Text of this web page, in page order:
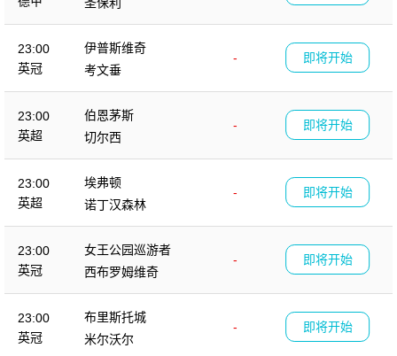
23:00
英冠
伊普斯维奇
-
考文垂
即将开始
23:00
英超
伯恩茅斯
-
切尔西
即将开始
23:00
英超
埃弗顿
-
诺丁汉森林
即将开始
23:00
英冠
女王公园巡游者
-
西布罗姆维奇
即将开始
23:00
英冠
布里斯托城
-
米尔沃尔
即将开始